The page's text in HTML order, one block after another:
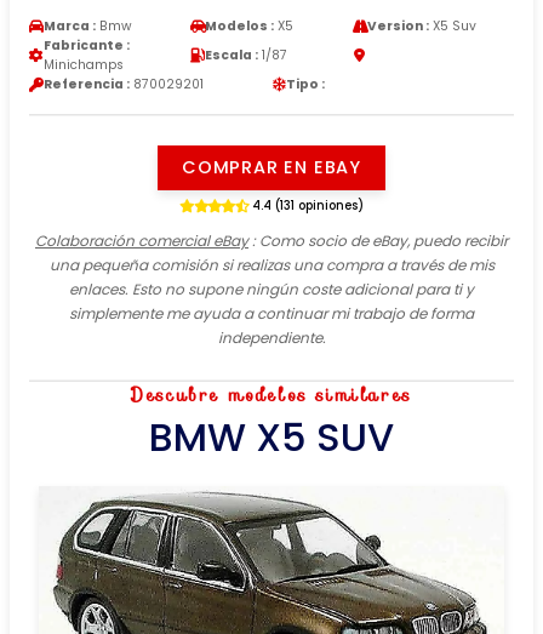
Marca : Bmw Modelos : X5 Version :X5 Suv
Fabricante :
Minichamps
Escala : 1/87
Referencia : 870029201 Tipo :
COMPRAR EN EBAY
4.4 (131 opiniones)
Colaboración comercial eBay: Como socio de eBay, puedo recibir
una pequeña comisión si realizas una compra a través de mis
enlaces. Esto no supone ningún coste adicional para ti y
simplemente me ayuda a continuar mi trabajo de forma
independiente.
Descubre modelos similares
BMW X5 SUV